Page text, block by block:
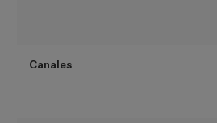
Canales